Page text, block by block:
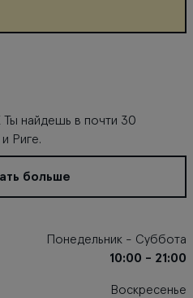
Ты найдешь в почти 30
Риге.
больше
Понедельник - Суббота
10:00 - 21:00
Воскресенье